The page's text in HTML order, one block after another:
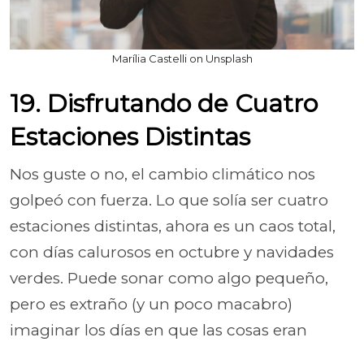
Marília Castelli on Unsplash
19. Disfrutando de Cuatro
Estaciones Distintas
Nos guste o no, el cambio climático nos
golpeó con fuerza. Lo que solía ser cuatro
estaciones distintas, ahora es un caos total,
con días calurosos en octubre y navidades
verdes. Puede sonar como algo pequeño,
pero es extraño (y un poco macabro)
imaginar los días en que las cosas eran